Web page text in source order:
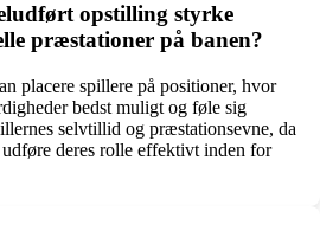
opstilling styrke
præstationer på banen?
placere spillere på positioner, hvor
bedst muligt og føle sig
selvtillid og præstationsevne, da
deres rolle effektivt inden for